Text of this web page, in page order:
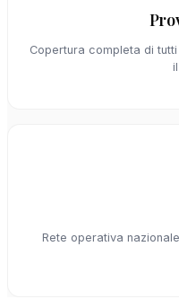
Copertura completa di
Rete operativa